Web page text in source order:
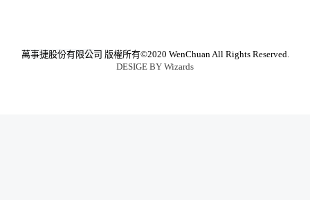
萬事捷股份有限公司 版權所有©2020 WenChuan All Rights Reserved.
DESIGE BY Wizards